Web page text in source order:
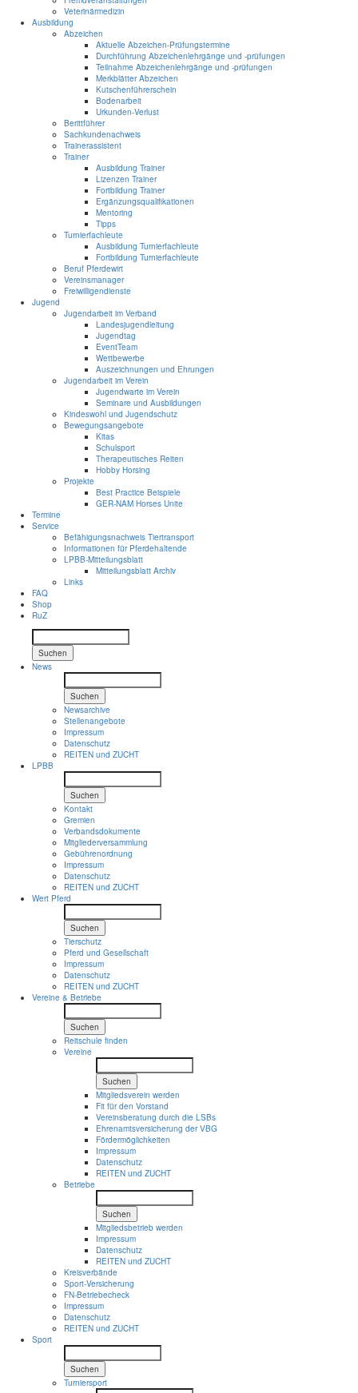
Veterinärmedizin
Ausbildung
Abzeichen
Aktuelle Abzeichen-Prüfungstermine
Durchführung Abzeichenlehrgänge und -prüfungen
Teilnahme Abzeichenlehrgänge und -prüfungen
Merkblätter Abzeichen
Kutschenführerschein
Bodenarbeit
Urkunden-Verlust
Berittführer
Sachkundenachweis
Trainerassistent
Trainer
Ausbildung Trainer
Lizenzen Trainer
Fortbildung Trainer
Ergänzungsqualifikationen
Mentoring
Tipps
Turnierfachleute
Ausbildung Turnierfachleute
Fortbildung Turnierfachleute
Beruf Pferdewirt
Vereinsmanager
Freiwilligendienste
Jugend
Jugendarbeit im Verband
Landesjugendleitung
Jugendtag
EventTeam
Wettbewerbe
Auszeichnungen und Ehrungen
Jugendarbeit im Verein
Jugendwarte im Verein
Seminare und Ausbildungen
Kindeswohl und Jugendschutz
Bewegungsangebote
Kitas
Schulsport
Therapeutisches Reiten
Hobby Horsing
Projekte
Best Practice Beispiele
GER-NAM Horses Unite
Termine
Service
Befähigungsnachweis Tiertransport
Informationen für Pferdehaltende
LPBB-Mitteilungsblatt
Mitteilungsblatt Archiv
Links
FAQ
Shop
RuZ
Suchen
News
Suchen
Newsarchive
Stellenangebote
Impressum
Datenschutz
REITEN und ZUCHT
LPBB
Suchen
Kontakt
Gremien
Verbandsdokumente
Mitgliederversammlung
Gebührenordnung
Impressum
Datenschutz
REITEN und ZUCHT
Wert Pferd
Suchen
Tierschutz
Pferd und Gesellschaft
Impressum
Datenschutz
REITEN und ZUCHT
Vereine & Betriebe
Suchen
Reitschule finden
Vereine
Suchen
Mitgliedsverein werden
Fit für den Vorstand
Vereinsberatung durch die LSBs
Ehrenamtsversicherung der VBG
Fördermöglichkeiten
Impressum
Datenschutz
REITEN und ZUCHT
Betriebe
Suchen
Mitgliedsbetrieb werden
Impressum
Datenschutz
REITEN und ZUCHT
Kreisverbände
Sport-Versicherung
FN-Betriebecheck
Impressum
Datenschutz
REITEN und ZUCHT
Sport
Suchen
Turniersport